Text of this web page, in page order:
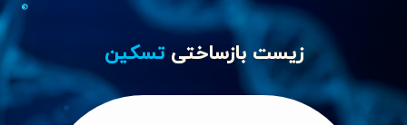
زیست بازساختیتسکین